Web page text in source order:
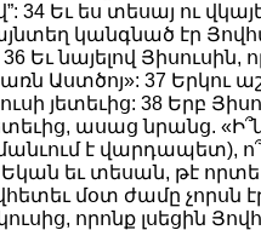
34 Եւ ես տեսայ ու
կանգնած էր
Եւ նայելով Յիսուսին,
Աստծոյ»: 37 Երկու
յետեւից: 38 Երբ
ասաց նրանց.
է վարդապետ),
Եկան եւ տեսան, թէ
մօտ ժամը չորսն
որոնք լսեցին